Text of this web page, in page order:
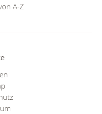
A-Z